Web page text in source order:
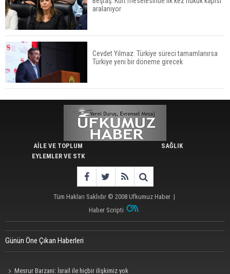
aralanıyor
Cevdet Yılmaz: Türkiye süreci tamamlanırsa
Türkiye yeni bir döneme girecek
AİLE VE TOPLUM
EYLEMLER VE STK
SAĞLIK
Tüm Hakları Saklıdır © 2008 Ufkumuz Haber |
Haber Scripti
Günün Öne Çıkan Haberleri
Mesrur Barzani: İsrail ile hiçbir ilişkimiz yok